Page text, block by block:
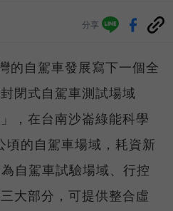
分享
的自駕車發展寫下一個全
閉式自駕車測試場域
，在台南沙崙綠能科學
的自駕車場域，耗資新
自駕車試驗場域、行控
大部分，可提供整合虛